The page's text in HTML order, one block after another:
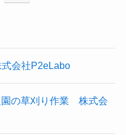
会社P2eLabo
園の草刈り作業 株式会